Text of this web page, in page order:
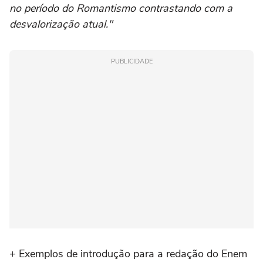
no período do Romantismo contrastando com a
desvalorização atual."
PUBLICIDADE
+ Exemplos de introdução para a redação do Enem